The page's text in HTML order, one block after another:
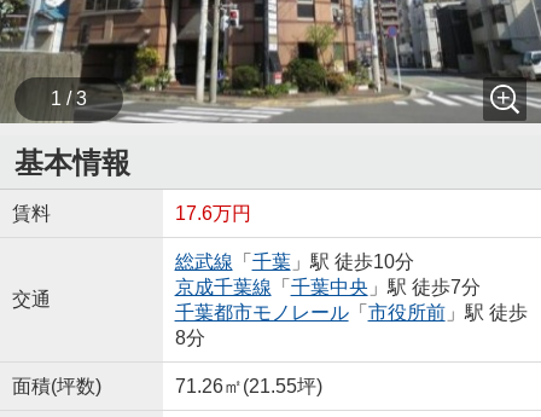
1 / 3
基本情報
賃料 17.6万円
交通
総武線 「 千葉」駅 徒歩10分
京成千葉線 「 千葉中央 」駅 徒歩7分
千葉都市モノレール「 市役所前」駅 徒歩
8分
面積(坪数) 71.26㎡(21.55坪)